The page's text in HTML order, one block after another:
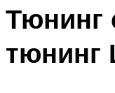
Тюнинг
тюнинг